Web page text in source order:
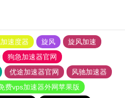
速度器 旋风
旋风加速
狗急加速器官网
优途加速器官网
风驰加速器
费vps加速器外网苹果版